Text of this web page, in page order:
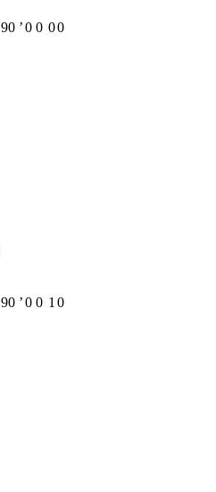
90 ʼ0 0 00
90 ʼ0 0 1 0